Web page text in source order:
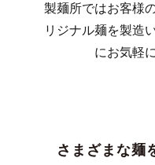
製麺所ではお客様
リジナル麺を製造
にお気軽
さまざまな麺